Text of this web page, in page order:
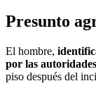
Presunto
El hombre,
por las autoridades
piso después del